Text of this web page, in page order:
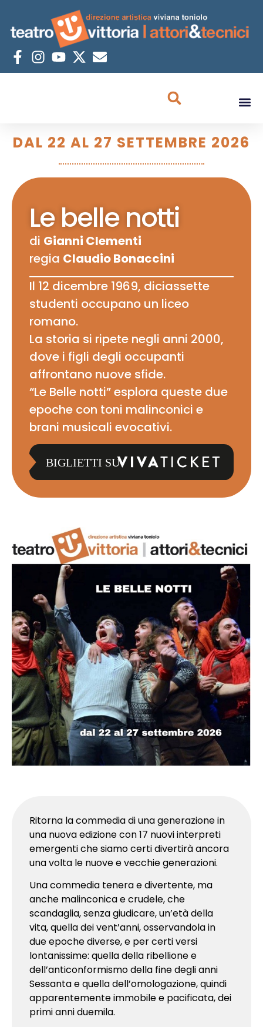
DAL 22 AL 27 SETTEMBRE 2026
Le belle notti
di Gianni Clementi
regia Claudio Bonaccini
Il 12 dicembre 1969, diciassette
studenti occupano un liceo
romano.
La storia si ripete negli anni 2000,
dove i figli degli occupanti
affrontano nuove sfide.
“Le Belle notti” esplora queste due
epoche con toni malinconici e
brani musicali evocativi.
Ritorna la commedia di una generazione in
una nuova edizione con 17 nuovi interpreti
emergenti che siamo certi divertirà ancora
una volta le nuove e vecchie generazioni.
Una commedia tenera e divertente, ma
anche malinconica e crudele, che
scandaglia, senza giudicare, un’età della
vita, quella dei vent’anni, osservandola in
due epoche diverse, e per certi versi
lontanissime: quella della ribellione e
dell’anticonformismo della fine degli anni
Sessanta e quella dell’omologazione, quindi
apparentemente immobile e pacificata, dei
primi anni duemila.